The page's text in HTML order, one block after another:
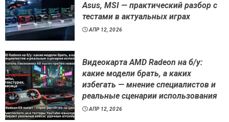
Asus, MSI — практический разбор с
тестами в актуальных играх
АПР 12, 2026
Видеокарта AMD Radeon на б/у:
какие модели брать, а каких
избегать — мнение специалистов и
реальные сценарии использования
АПР 12, 2026